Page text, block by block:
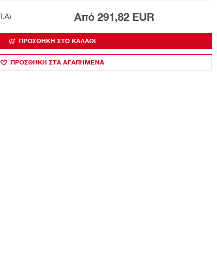
Από 291,82 EUR
ΠΡΟΣΘΉΚΗ ΣΤΟ ΚΑΛΆΘΙ
ΠΡΟΣΘΗΚΗ ΣΤΑ ΑΓΑΠΗΜΕΝΑ